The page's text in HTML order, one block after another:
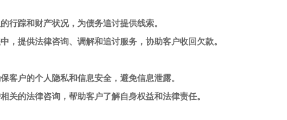
踪和财产状况，为债务追讨提供线索。
提供法律咨询、调解和追讨服务，协助客户收回欠款。
户的个人隐私和信息安全，避免信息泄露。
的法律咨询，帮助客户了解自身权益和法律责任。